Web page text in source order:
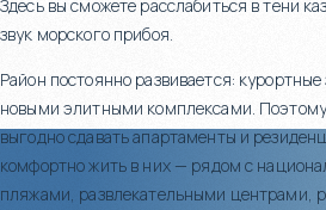
Здесь вы сможете расслабиться в тени
звук морского прибоя.
Район постоянно развивается:
новыми элитными комплексами. Поэтому
выгодно сдавать апартаменты и
комфортно жить в них — рядом с
пляжами, развлекательными центрами,